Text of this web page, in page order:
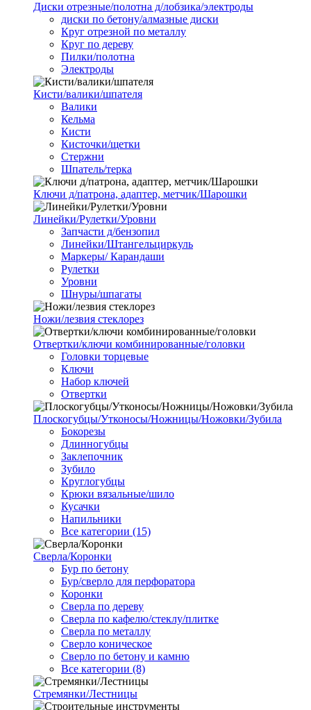
Диски отрезные/полотна д/лобзика/электроды
диски по бетону/алмазные диски
Круг отрезной по металлу
Круг по дереву
Пилки/полотна
Электроды
Кисти/валики/шпателя
Валики
Кельма
Кисти
Кисточки/щетки
Стержни
Шпатель/терка
Ключи д/патрона, адаптер, метчик/Шарошки
Линейки/Рулетки/Уровни
Запчасти д/бензопил
Линейки/Штангельциркуль
Маркеры/ Карандаши
Рулетки
Уровни
Шнуры/шпагаты
Ножи/лезвия стеклорез
Отвертки/ключи комбинированные/головки
Головки торцевые
Ключи
Набор ключей
Отвертки
Плоскогубцы/Утконосы/Ножницы/Ножовки/Зубила
Бокорезы
Длинногубцы
Заклепочник
Зубило
Круглогубцы
Крюки вязальные/шило
Кусачки
Напильники
Все категории (15)
Сверла/Коронки
Бур по бетону
Бур/сверло для перфоратора
Коронки
Сверла по дереву
Сверла по кафелю/стеклу/плитке
Сверла по металлу
Сверло коническое
Сверло по бетону и камню
Все категории (8)
Стремянки/Лестницы